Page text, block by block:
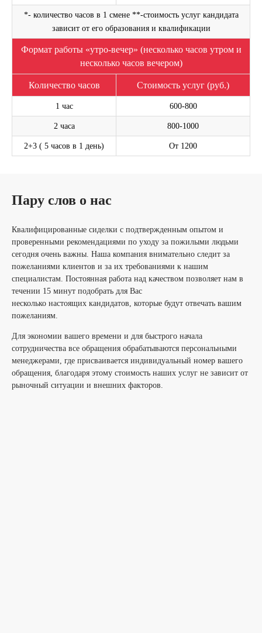
*- количество часов в 1 смене **-стоимость услуг кандидата
зависит от его образования и квалификации
Формат работы «утро-вечер» (несколько часов утром и
несколько часов вечером)
Количество часов Стоимость услуг (руб.)
1 час 600-800
2 часа 800-1000
2+3 ( 5 часов в 1 день) От 1200
Пару слов о нас
Квалифицированные сиделки с подтвержденным опытом и
проверенными рекомендациями по уходу за пожилыми людьми
сегодня очень важны. Наша компания внимательно следит за
пожеланиями клиентов и за их требованиями к нашим
специалистам. Постоянная работа над качеством позволяет нам в
течении 15 минут подобрать для Вас
несколько настоящих кандидатов, которые будут отвечать вашим
пожеланиям.
Для экономии вашего времени и для быстрого начала
сотрудничества все обращения обрабатываются персональными
менеджерами, где присваивается индивидуальный номер вашего
обращения, благодаря этому стоимость наших услуг не зависит от
рыночный ситуации и внешних факторов.
Оставьте свой номер телефона. Наш менеджер
свяжется с Вами и проконсультирует по услуге
Написать на WhatsApp
Я согласен(а) с
Политикой в отношении обработки персональных